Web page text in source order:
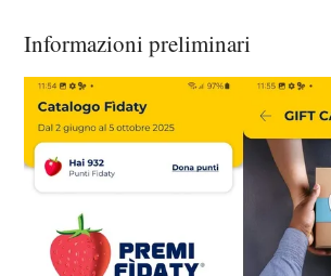
Informazioni preliminari